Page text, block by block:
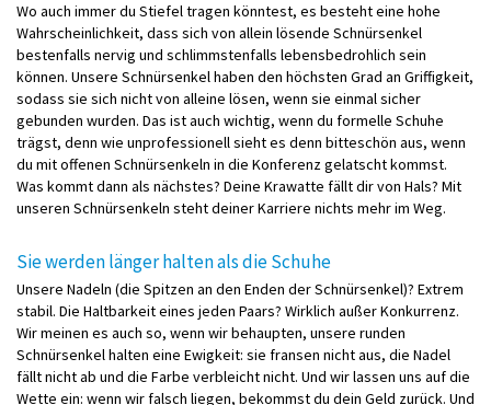
Wo auch immer du Stiefel tragen könntest, es besteht eine hohe
Wahrscheinlichkeit, dass sich von allein lösende Schnürsenkel
bestenfalls nervig und schlimmstenfalls lebensbedrohlich sein
können. Unsere Schnürsenkel haben den höchsten Grad an Griffigkeit,
sodass sie sich nicht von alleine lösen, wenn sie einmal sicher
gebunden wurden. Das ist auch wichtig, wenn du formelle Schuhe
trägst, denn wie unprofessionell sieht es denn bitteschön aus, wenn
du mit offenen Schnürsenkeln in die Konferenz gelatscht kommst.
Was kommt dann als nächstes? Deine Krawatte fällt dir von Hals? Mit
unseren Schnürsenkeln steht deiner Karriere nichts mehr im Weg.
Sie werden länger halten als die Schuhe
Unsere Nadeln (die Spitzen an den Enden der Schnürsenkel)? Extrem
stabil. Die Haltbarkeit eines jeden Paars? Wirklich außer Konkurrenz.
Wir meinen es auch so, wenn wir behaupten, unsere runden
Schnürsenkel halten eine Ewigkeit: sie fransen nicht aus, die Nadel
fällt nicht ab und die Farbe verbleicht nicht. Und wir lassen uns auf die
Wette ein: wenn wir falsch liegen, bekommst du dein Geld zurück. Und